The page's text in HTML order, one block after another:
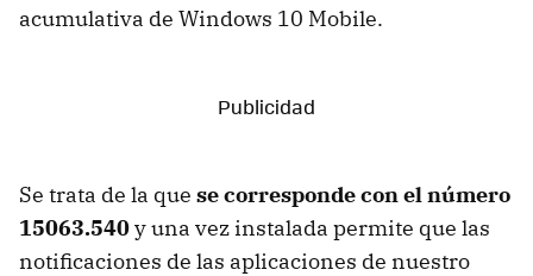
acumulativa de Windows 10 Mobile.
Se trata de la que se corresponde con el número
15063.540y una vez instalada permite que las
notificaciones de las aplicaciones de nuestro